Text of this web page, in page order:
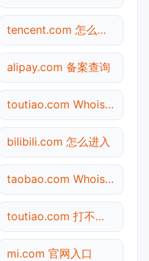
tencent.com 怎么进入
alipay.com 备案查询
toutiao.com Whois查询
bilibili.com 怎么进入
taobao.com Whois查询
toutiao.com 打不开检测
mi.com 官网入口